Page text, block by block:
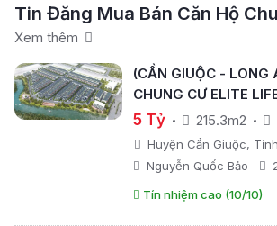
Tin Đăng Mua Bán Căn Hộ
Xem thêm
(CẦN GIUỘC - LONG
CHUNG CƯ ELITE
5 Tỷ 215.3m2
Huyện Cần Giuộc,
Nguyễn Quốc Bảo
Tín nhiệm cao (10/10)